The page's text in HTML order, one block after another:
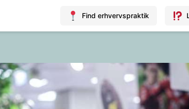
Find erhvervspraktik